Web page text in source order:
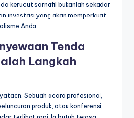
kerucut sarnafil bukanlah sekadar
investasi yang akan memperkuat
Anda.
Tenda
Langkah
Sebuah acara profesional,
produk, atau konferensi,